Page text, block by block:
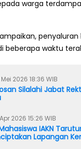
warga
beberapa waktu
2026 18:36 WIB
Silalahi Jabat
2026 15:26 WIB
IAKN
Lapangan